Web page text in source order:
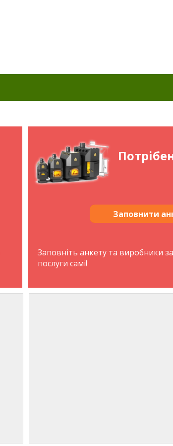
Заповнити
Заповніть анкету та виробники
послуги самі!